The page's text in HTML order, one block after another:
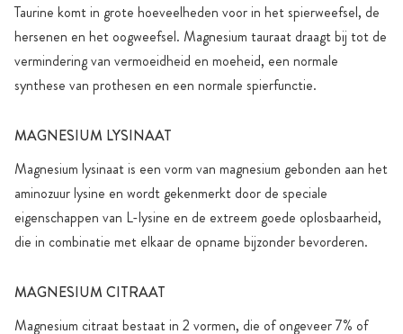
Taurine komt in grote hoeveelheden voor in het spierweefsel, de
hersenen en het oogweefsel. Magnesium tauraat draagt bij tot de
vermindering van vermoeidheid en moeheid, een normale
synthese van prothesen en een normale spierfunctie.
MAGNESIUM LYSINAAT
Magnesium lysinaat is een vorm van magnesium gebonden aan het
aminozuur lysine en wordt gekenmerkt door de speciale
eigenschappen van L-lysine en de extreem goede oplosbaarheid,
die in combinatie met elkaar de opname bijzonder bevorderen.
MAGNESIUM CITRAAT
Magnesium citraat bestaat in 2 vormen, die of ongeveer 7% of